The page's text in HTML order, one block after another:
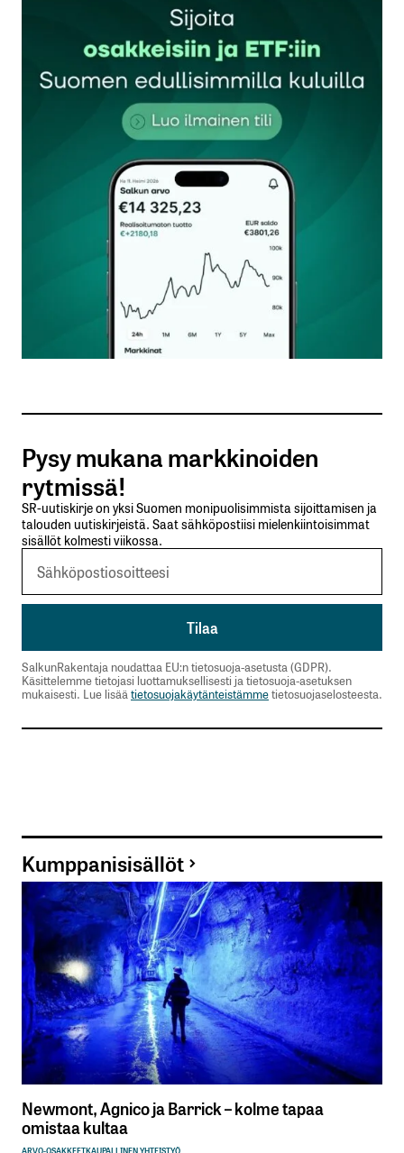
Sähköpostiosoitettasi ei julkaista.Pakolliset
kentät on merkitty*
Kommentti*
Nimesi tai nimimerkkisi
Sähköpostiosoitteesi
Tilaa SalkunRakentajan uutiskirje
Lähetä kommentti
Pysy mukana markkinoiden
rytmissä!
SR-uutiskirje on yksi Suomen monipuolisimmista sijoittamisen ja
talouden uutiskirjeistä. Saat sähköpostiisi mielenkiintoisimmat
sisällöt kolmesti viikossa.
SalkunRakentaja noudattaa EU:n tietosuoja-asetusta (GDPR).
Käsittelemme tietojasi luottamuksellisesti ja tietosuoja-asetuksen
mukaisesti. Lue lisäätietosuojakäytänteistämmetietosuojaselosteesta.
Kumppanisisällöt
Newmont, Agnico ja Barrick – kolme tapaa
omistaa kultaa